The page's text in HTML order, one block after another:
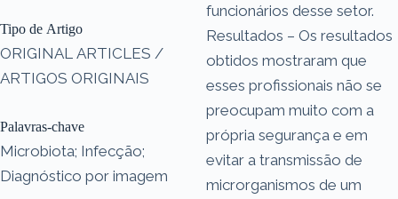
Tipo de Artigo
ORIGINAL ARTICLES /
ARTIGOS ORIGINAIS
Palavras-chave
Microbiota; Infecção;
Diagnóstico por imagem
funcionários desse setor.
Resultados – Os resultados
obtidos mostraram que
esses profissionais não se
preocupam muito com a
própria segurança e em
evitar a transmissão de
microrganismos de um